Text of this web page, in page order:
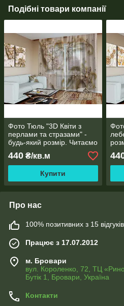
Подібні товари компанії
Фото Тюль "3D Квіти з
перлами та стразами" -
будь-який розмір. Читаємо
опис!
440 ₴/кв.м
Купити
Про нас
100% позитивних з 15
Працює з 17.07.2012
м. Бровари
вул. Короленко, 72, ТЦ
Бутік 1, Бровари, Україна
Контакти